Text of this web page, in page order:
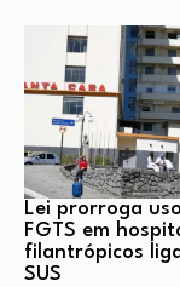
Lei prorroga
FGTS em
filantrópicos
SUS